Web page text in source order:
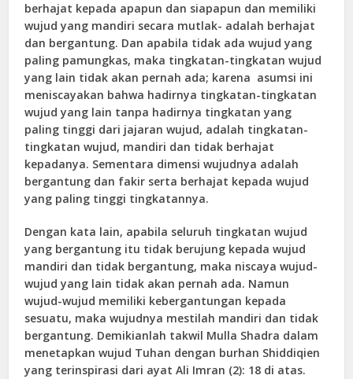
berhajat kepada apapun dan siapapun dan memiliki
wujud yang mandiri secara mutlak- adalah berhajat
dan bergantung. Dan apabila tidak ada wujud yang
paling pamungkas, maka tingkatan-tingkatan wujud
yang lain tidak akan pernah ada; karena asumsi ini
meniscayakan bahwa hadirnya tingkatan-tingkatan
wujud yang lain tanpa hadirnya tingkatan yang
paling tinggi dari jajaran wujud, adalah tingkatan-
tingkatan wujud, mandiri dan tidak berhajat
kepadanya. Sementara dimensi wujudnya adalah
bergantung dan fakir serta berhajat kepada wujud
yang paling tinggi tingkatannya.
Dengan kata lain, apabila seluruh tingkatan wujud
yang bergantung itu tidak berujung kepada wujud
mandiri dan tidak bergantung, maka niscaya wujud-
wujud yang lain tidak akan pernah ada. Namun
wujud-wujud memiliki kebergantungan kepada
sesuatu, maka wujudnya mestilah mandiri dan tidak
bergantung. Demikianlah takwil Mulla Shadra dalam
menetapkan wujud Tuhan dengan burhan Shiddiqien
yang terinspirasi dari ayat Ali Imran (2): 18 di atas.